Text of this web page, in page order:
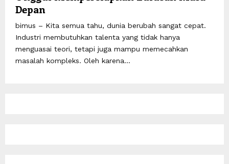
Depan
bimus – Kita semua tahu, dunia berubah sangat cepat.
Industri membutuhkan talenta yang tidak hanya
menguasai teori, tetapi juga mampu memecahkan
masalah kompleks. Oleh karena...